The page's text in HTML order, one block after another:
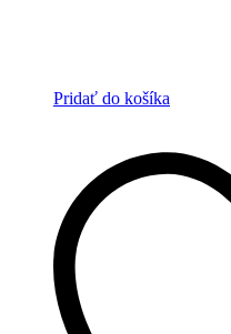
Pridať do košíka